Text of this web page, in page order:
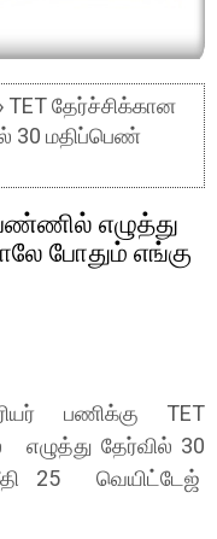
TET தேர்ச்சிக்கான
30 மதிப்பெண்
எழுத்து
போதும் எங்கு
பணிக்கு TET
தேர்வில் 30
25 வெயிட்டேஜ்